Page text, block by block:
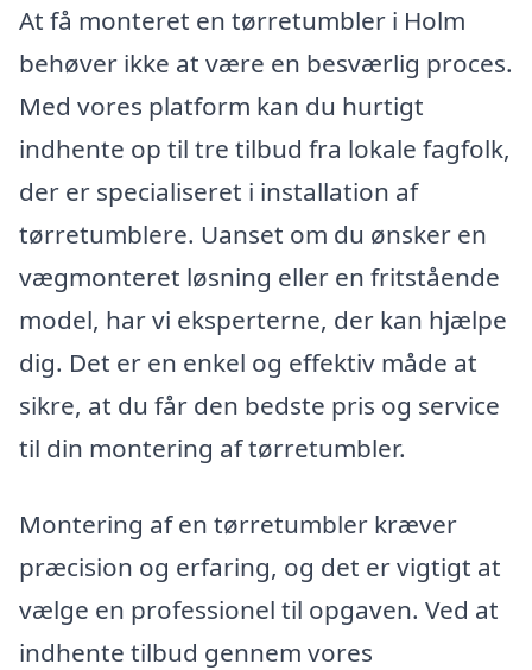
At få monteret en tørretumbler i Holm
behøver ikke at være en besværlig proces.
Med vores platform kan du hurtigt
indhente op til tre tilbud fra lokale fagfolk,
der er specialiseret i installation af
tørretumblere. Uanset om du ønsker en
vægmonteret løsning eller en fritstående
model, har vi eksperterne, der kan hjælpe
dig. Det er en enkel og effektiv måde at
sikre, at du får den bedste pris og service
til din montering af tørretumbler.
Montering af en tørretumbler kræver
præcision og erfaring, og det er vigtigt at
vælge en professionel til opgaven. Ved at
indhente tilbud gennem vores